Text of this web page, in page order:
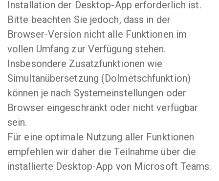
Installation der Desktop-App erforderlich ist.
Bitte beachten Sie jedoch, dass in der
Browser-Version nicht alle Funktionen im
vollen Umfang zur Verfügung stehen.
Insbesondere Zusatzfunktionen wie
Simultanübersetzung (Dolmetschfunktion)
können je nach Systemeinstellungen oder
Browser eingeschränkt oder nicht verfügbar
sein.
Für eine optimale Nutzung aller Funktionen
empfehlen wir daher die Teilnahme über die
installierte Desktop-App von Microsoft Teams.